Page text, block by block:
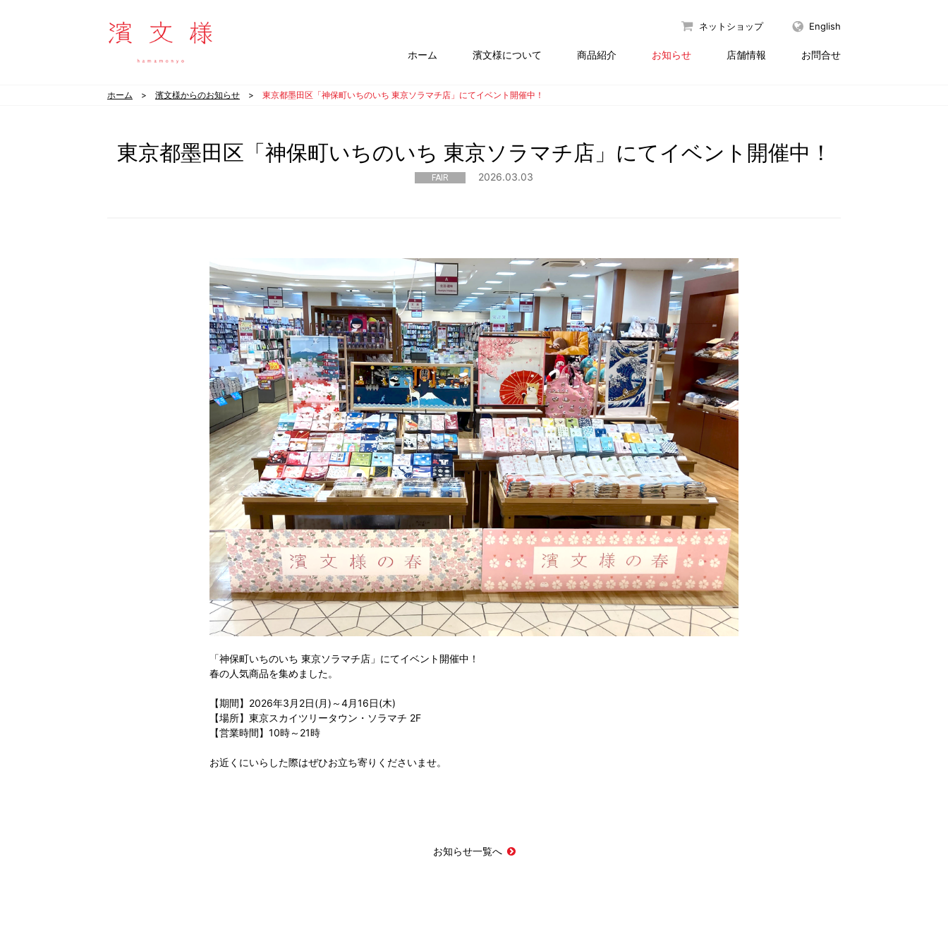
ホーム 濱文様について 商品紹介 お知らせ 店舗情報 お問合せ
ネットショップ English
ホーム 濱文様からのお知らせ 東京都墨田区「神保町いちのいち 東京ソラマチ店」にてイベント開催中！
東京都墨田区「神保町いちのいち 東京ソラマチ店」にてイベント開催中！
FAIR 2026.03.03
「神保町いちのいち 東京ソラマチ店」にてイベント開催中！
春の人気商品を集めました。
【期間】2026年3月2日(月)～4月16日(木)
【場所】東京スカイツリータウン・ソラマチ 2F
【営業時間】10時～21時
お近くにいらした際はぜひお立ち寄りくださいませ。
お知らせ一覧へ